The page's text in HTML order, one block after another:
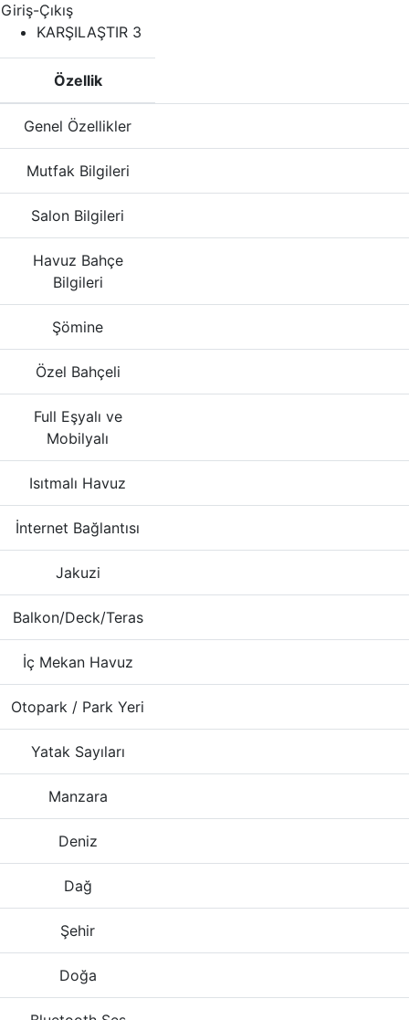
Giriş-Çıkış
KARŞILAŞTIR 3
Özellik
Genel Özellikler
Mutfak Bilgileri
Salon Bilgileri
Havuz Bahçe
Bilgileri
Şömine
Özel Bahçeli
Full Eşyalı ve
Mobilyalı
Isıtmalı Havuz
İnternet Bağlantısı
Jakuzi
Balkon/Deck/Teras
İç Mekan Havuz
Otopark / Park Yeri
Yatak Sayıları
Manzara
Deniz
Dağ
Şehir
Doğa